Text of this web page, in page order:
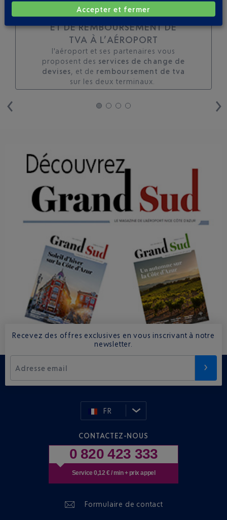
TOUS LES SERVICES DE CHANGE
ET DE REMBOURSEMENT DE
TVA À L’AÉROPORT
l'aéroport et ses partenaires vous
proposent des services de change de
devises , et de remboursement de tva
sur les deux terminaux. ​
Recevez des offres exclusives en vous inscrivant à notre
newsletter.
Adresse email
FR
CONTACTEZ-NOUS
0 820 423 333
Service 0,12 € / min + prix appel
Formulaire de contact
Accepter et fermer